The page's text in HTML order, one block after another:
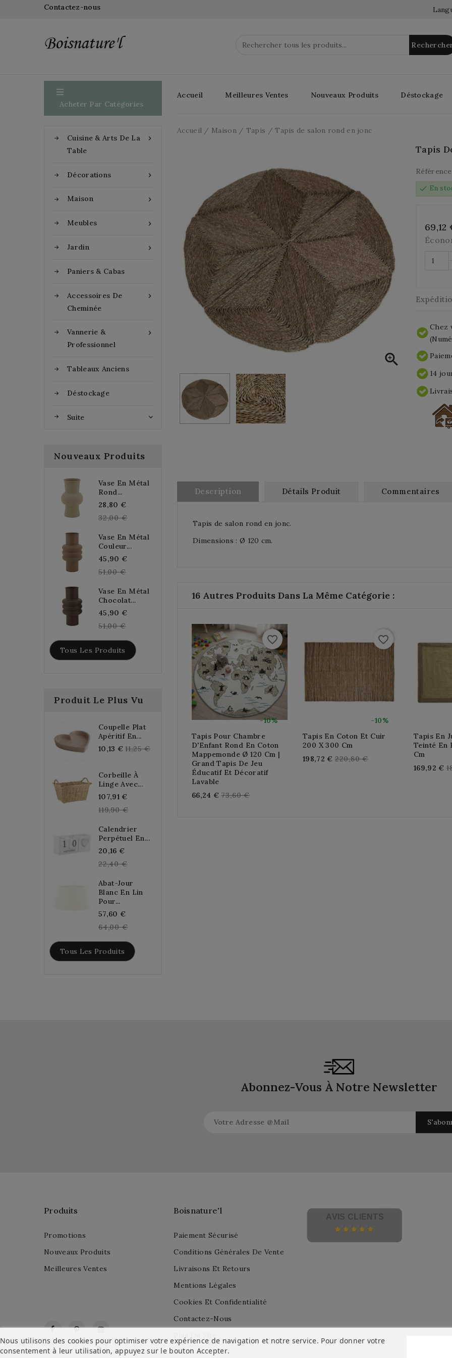
Contactez-nous

Acheter Par Catégories

Cuisine & Arts De La
Table

Décorations

Maison

Meubles

Jardin
Paniers & Cabas

Accessoires De
Cheminée

Vannerie &
Professionnel
Tableaux Anciens
Déstockage
Suite 
Nouveaux Produits
Vase En Métal
Rond...
28,80 €
price
32,00 €
Vase En Métal
Couleur...
45,90 €
51,00 €
Vase En Métal
Chocolat...
45,90 €
51,00 €
Tous Les Produits
Produit Le Plus Vu
Coupelle Plat
Apéritif En...
10,13 € Regular
11,25 €
Corbeille À
Linge Avec...
107,91 €
price
119,90 €
Calendrier
Perpétuel En...
20,16 €
price
22,40 €
Abat-Jour
Blanc En Lin
Pour...
57,60 €
price
64,00 €
Tous Les Produits
Accueil Meilleures Ventes Nouveaux Produits Déstockage
Accueil Maison Tapis Tapis de salon rond en jonc

Tapis
Référence
check En
69,12
Chez
14
Description Détails Produit Commentaires
Tapis de salon rond en jonc.
Dimensions : Ø 120 cm.
16 Autres Produits Dans La Même Catégorie :
-10%
favorite_border
Tapis Pour Chambre
D'Enfant Rond En Coton
Mappemonde Ø 120 Cm |
Grand Tapis De Jeu
Éducatif Et Décoratif
Lavable
66,24 € Regular
73,60 €
-10%
favorite_border
Tapis En Coton Et Cuir
200 X 300 Cm
198,72 € Regular
220,80 €
Tapis En
Teinté En
Cm
169,92 €
Abonnez-Vous À Notre Newsletter
FacebookPinterestInstagram
Produits
Promotions
Nouveaux Produits
Meilleures Ventes
Boisnature'l
Paiement Sécurisé
Conditions Générales De Vente
Livraisons Et Retours
Mentions Légales
Cookies Et Confidentialité
Contactez-Nous
Nous utilisons des cookies pour optimiser votre expérience de navigation et notre service. Pour donner votre
consentement à leur utilisation, appuyez sur le bouton Accepter.
AVIS CLIENTS